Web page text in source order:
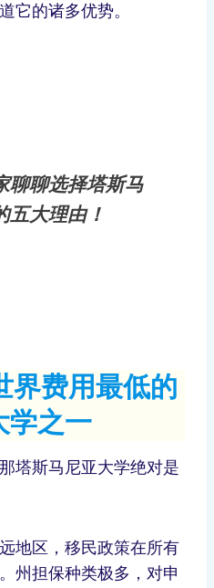
它的诸多优势。
聊聊选择塔斯马
五大理由！
界费用最低的
学之一
塔斯马尼亚大学绝对是
地区，移民政策在所有
州担保种类极多，对申